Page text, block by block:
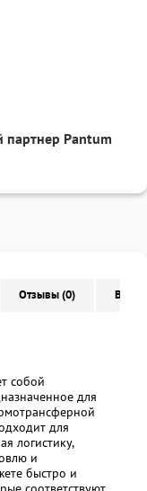
партнер Pantum
Отзывы (0)
собой
для
для
логистику,
и
быстро и